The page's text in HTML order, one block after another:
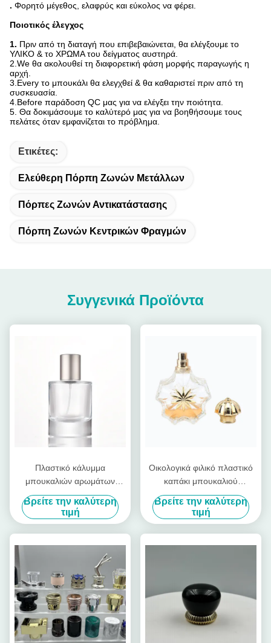
. Φορητό μέγεθος, ελαφρύς και εύκολος να φέρει.
Ποιοτικός έλεγχος
1. Πριν από τη διαταγή που επιβεβαιώνεται, θα ελέγξουμε το
ΥΛΙΚΟ & το ΧΡΩΜΑ του δείγματος αυστηρά.
2.We θα ακολουθεί τη διαφορετική φάση μορφής παραγωγής η
αρχή.
3.Every το μπουκάλι θα ελεγχθεί & θα καθαριστεί πριν από τη
συσκευασία.
4.Before παράδοση QC μας για να ελέγξει την ποιότητα.
5. Θα δοκιμάσουμε το καλύτερό μας για να βοηθήσουμε τους
πελάτες όταν εμφανίζεται το πρόβλημα.
Ετικέτες:
Ελεύθερη Πόρπη Ζωνών Μετάλλων
Πόρπες Ζωνών Αντικατάστασης
Πόρπη Ζωνών Κεντρικών Φραγμών
Συγγενικά Προϊόντα
Πλαστικό κάλυμμα
μπουκαλιών αρωμάτων
κατασκευασμένο από υλικά
που παρέχουν κλείσιμο και
βελτιώνουν τη συνολική
εμφάνιση της συσκευασίας
αρωμάτων
Βρείτε την καλύτερη
τιμή
Οικολογικά φιλικό πλαστικό
καπάκι μπουκαλιού
αρώματος κατασκευασμένο
από ανακυκλώσιμα υλικά
ιδανικό για βιώσιμες λύσεις
συσκευασίας καλλυντικών
Βρείτε την καλύτερη
τιμή